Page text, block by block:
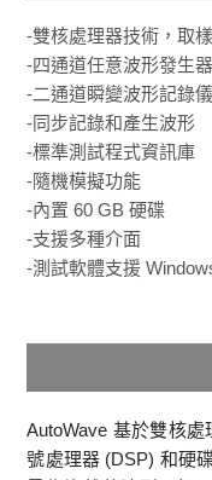
-雙核處理器技術，取
-四通道任意波形發生器
-二通道瞬變波形記錄儀
-同步記錄和產生波形
-標準測試程式資訊庫
-隨機模擬功能
-內置 60 GB 硬碟
-支援多種介面
-測試軟體支援
AutoWave 基於雙核
號處理器 (DSP) 和硬